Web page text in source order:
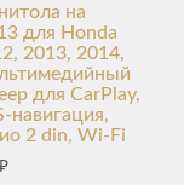
на
для Honda
2013, 2014,
для CarPlay,
навигация,
2 din, Wi-Fi
₽